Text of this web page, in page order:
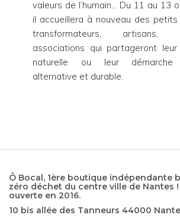
valeurs de l’humain… Du 11 au 13
il accueillera à nouveau des petits
transformateurs, artisans,
associations qui partageront
naturelle ou leur démarche
alternative et durable.
Ô Bocal, 1ère boutique indépendante
zéro déchet du centre ville de Nantes !
ouverte en 2016.
10 bis allée des Tanneurs 44000